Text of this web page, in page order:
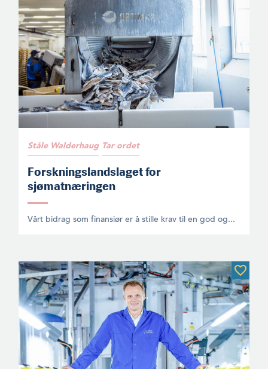
Ståle Walderhaug Tar ordet
Forskningslandslaget for
sjømatnæringen
Vårt bidrag som finansiør er å stille krav til en god og...